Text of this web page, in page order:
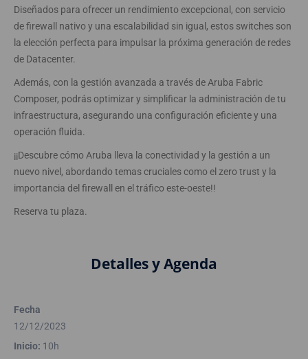
Diseñados para ofrecer un rendimiento excepcional, con servicio
de firewall nativo y una escalabilidad sin igual, estos switches son
la elección perfecta para impulsar la próxima generación de redes
de Datacenter.
Además, con la gestión avanzada a través de Aruba Fabric
Composer, podrás optimizar y simplificar la administración de tu
infraestructura, asegurando una configuración eficiente y una
operación fluida.
¡¡Descubre cómo Aruba lleva la conectividad y la gestión a un
nuevo nivel, abordando temas cruciales como el zero trust y la
importancia del firewall en el tráfico este-oeste!!
Reserva tu plaza.
Detalles y Agenda
Fecha
12/12/2023
Inicio: 10h